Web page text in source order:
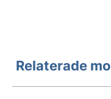
Relaterade